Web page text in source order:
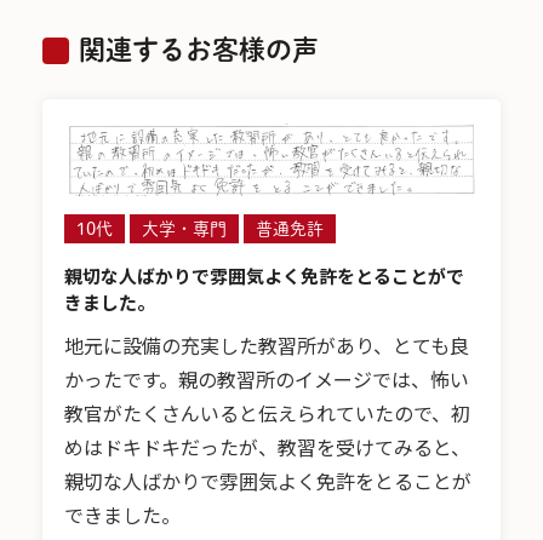
関連するお客様の声
10代 大学・専門 普通免許
親切な人ばかりで雰囲気よく免許をとることがで
きました。
地元に設備の充実した教習所があり、とても良
かったです。親の教習所のイメージでは、怖い
教官がたくさんいると伝えられていたので、初
めはドキドキだったが、教習を受けてみると、
親切な人ばかりで雰囲気よく免許をとることが
できました。